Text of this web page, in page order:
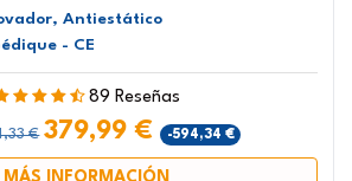
Antiestático
- CE
89 Reseñas
€ 379,99 € -594,34 €
MÁS INFORMACIÓN